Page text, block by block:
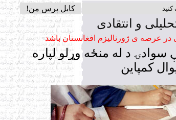
کابل پرس من!
و انتقادی
عرصه ی ژورناليزم افغانستان باشد
سوادۍ د له منځه وړلو لپاره
كمپاين